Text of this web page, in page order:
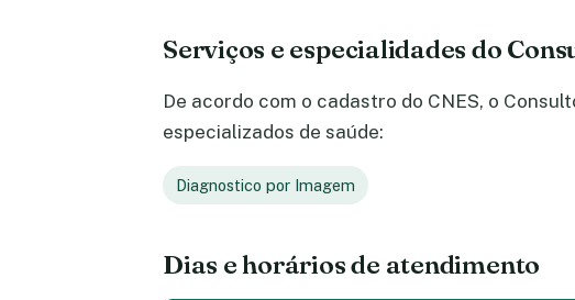
Serviços e especialidades do
De acordo com o cadastro do CNES, o
especializados de saúde:
Diagnostico por Imagem
Dias e horários de atendimento